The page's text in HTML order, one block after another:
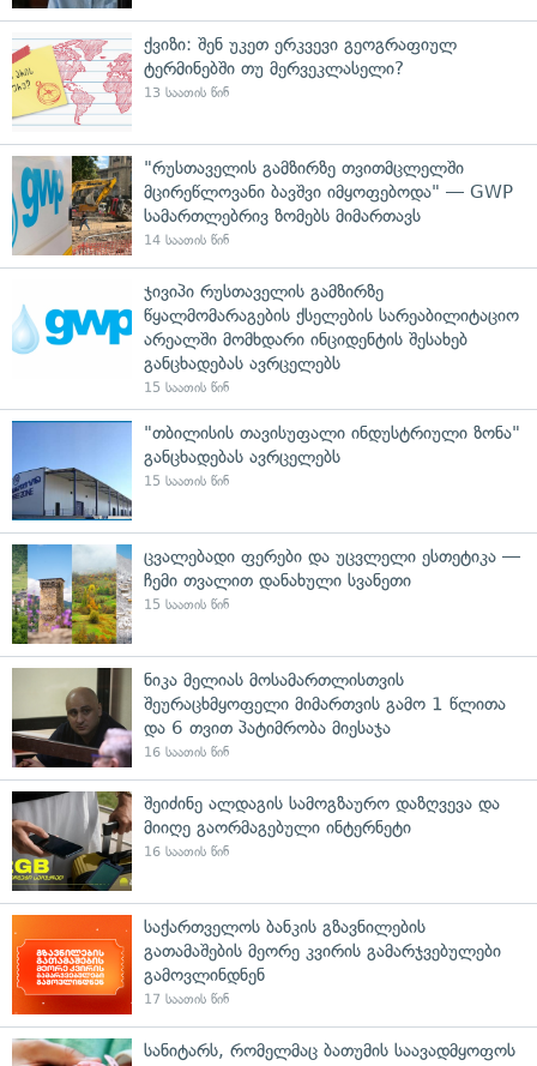
ქვიზი: შენ უკეთ ერკვევი გეოგრაფიულ
ტერმინებში თუ მერვეკლასელი?
13 საათის წინ
"რუსთაველის გამზირზე თვითმცლელში
მცირეწლოვანი ბავშვი იმყოფებოდა" — GWP
სამართლებრივ ზომებს მიმართავს
14 საათის წინ
ჯივიპი რუსთაველის გამზირზე
წყალმომარაგების ქსელების სარეაბილიტაციო
არეალში მომხდარი ინციდენტის შესახებ
განცხადებას ავრცელებს
15 საათის წინ
"თბილისის თავისუფალი ინდუსტრიული ზონა"
განცხადებას ავრცელებს
15 საათის წინ
ცვალებადი ფერები და უცვლელი ესთეტიკა —
ჩემი თვალით დანახული სვანეთი
15 საათის წინ
ნიკა მელიას მოსამართლისთვის
შეურაცხმყოფელი მიმართვის გამო 1 წლითა
და 6 თვით პატიმრობა მიესაჯა
16 საათის წინ
შეიძინე ალდაგის სამოგზაურო დაზღვევა და
მიიღე გაორმაგებული ინტერნეტი
16 საათის წინ
საქართველოს ბანკის გზავნილების
გათამაშების მეორე კვირის გამარჯვებულები
გამოვლინდნენ
17 საათის წინ
სანიტარს, რომელმაც ბათუმის საავადმყოფოს